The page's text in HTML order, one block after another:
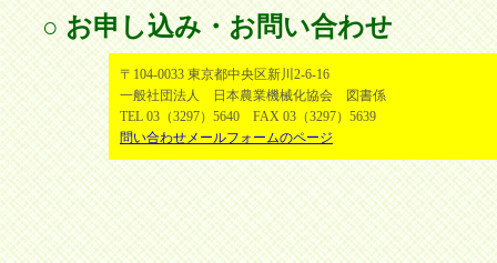
○ お申し込み・お問い合わせ
〒104-0033 東京都中央区新川2-6-16
一般社団法人 日本農業機械化協会 図書係
TEL 03（3297）5640 FAX 03（3297）5639
問い合わせメールフォームのページ